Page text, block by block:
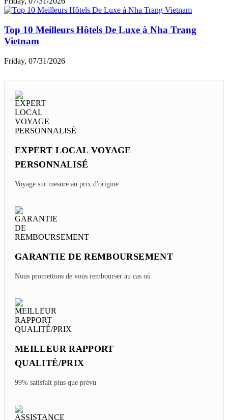
Top 10 Meilleurs Hôtels De Luxe à Nha Trang
Vietnam
Friday, 07/31/2026
EXPERT LOCAL VOYAGE
PERSONNALISÉ
Voyage sur mesure au prix d'origine
GARANTIE DE REMBOURSEMENT
Nous promettons de vous rembourser au cas où
MEILLEUR RAPPORT
QUALITÉ/PRIX
99% satisfait plus que prévu